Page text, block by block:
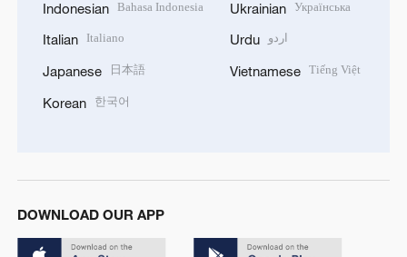
Indonesian Bahasa Indonesia
Italian Italiano
Japanese 日本語
Korean 한국어
Ukrainian Українська
Urdu اردو
Vietnamese Tiếng Việt
DOWNLOAD OUR APP